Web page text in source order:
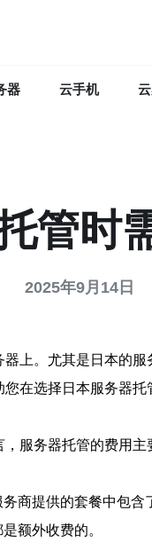
器 云手机
管时
2025年9月14日
上。尤其是日本的
在选择日本服务器托
服务器托管的费用主
商提供的套餐中包含
额外收费的。